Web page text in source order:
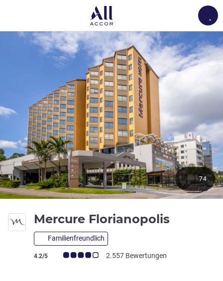
Mercure Florianopolis
Familienfreundlich
Note Kundenmeinungen (Bewertung ALL)
4.2/5 2.557 Bewertungen
74